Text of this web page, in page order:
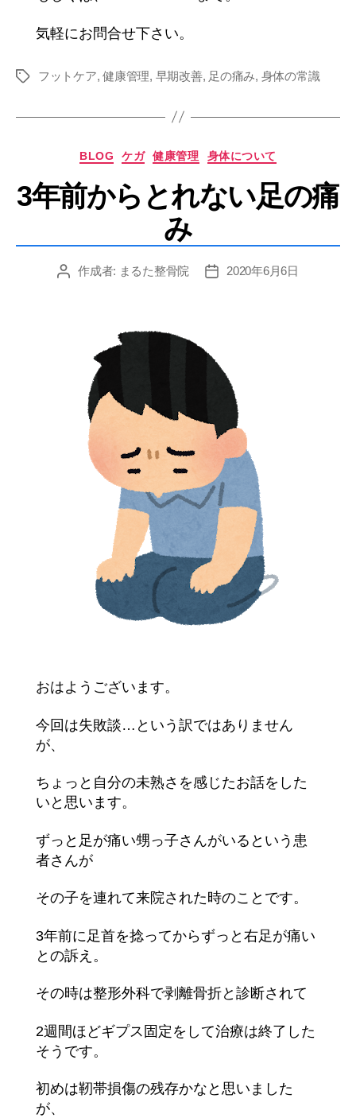
気軽にお問合せ下さい。
タ
フットケア,健康管理, 早期改善, 足の痛み, 身体の常識
カ
ゴ
リ
ー
BLOG ケガ 健康管理 身体について
3年前からとれない足の痛
み
投 作成者: まるた整骨院
投
2020年6月6日
おはようございます。
今回は失敗談…という訳ではありません
が、
ちょっと自分の未熟さを感じたお話をした
いと思います。
ずっと足が痛い甥っ子さんがいるという患
者さんが
その子を連れて来院された時のことです。
3年前に足首を捻ってからずっと右足が痛い
との訴え。
その時は整形外科で剥離骨折と診断されて
2週間ほどギプス固定をして治療は終了した
そうです。
初めは靭帯損傷の残存かなと思いました
が、